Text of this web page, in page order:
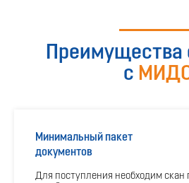
280 часов
Профессиональная
Преимущества
с
Минимальный пакет
документов
Для поступления необходим скан